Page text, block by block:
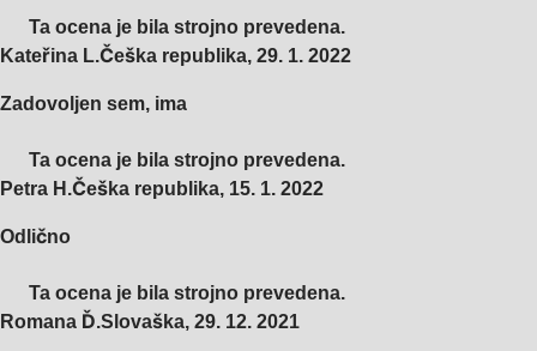
Ta ocena je bila strojno prevedena.
Kateřina L.Češka republika, 29. 1. 2022
Zadovoljen sem, ima
Ta ocena je bila strojno prevedena.
Petra H.Češka republika, 15. 1. 2022
Odlično
Ta ocena je bila strojno prevedena.
Romana Ď.Slovaška, 29. 12. 2021